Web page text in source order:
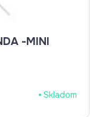
-MINI
Skladom